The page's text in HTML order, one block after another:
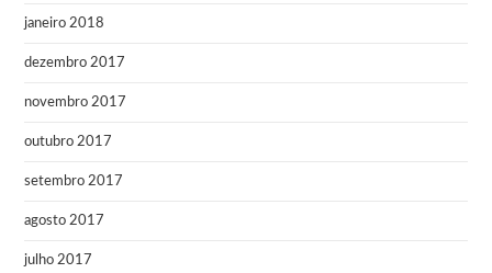
janeiro 2018
dezembro 2017
novembro 2017
outubro 2017
setembro 2017
agosto 2017
julho 2017